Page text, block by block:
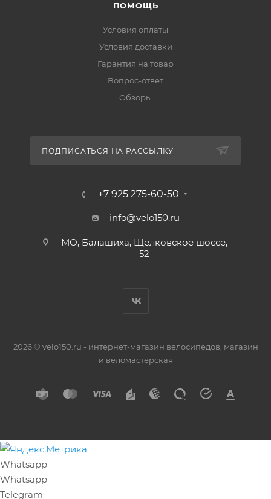
ПОМОЩЬ
Условия оплаты
Условия доставки
Гарантия на товар
Вопрос-ответ
Обзоры
ПОДПИСАТЬСЯ НА РАССЫЛКУ
+7 925 275-60-50
info@velo150.ru
МО, Балашиха, Щелковское шоссе,
52
2026 © velo150.ru - интернет-магазин велосипедов, магазин
и веломастерская
Whatsapp
Whatsapp
Telegram